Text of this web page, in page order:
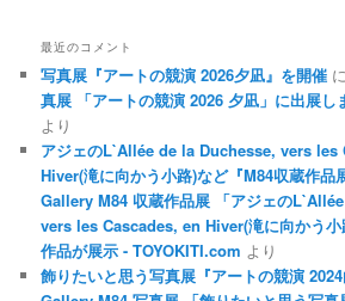
最近のコメント
写真展『アートの競演 2026夕凪』を開催
真展 「アートの競演 2026 夕凪」に出展し
より
アジェのL`Allée de la Duchesse, vers les
Hiver(滝に向かう小路)など『M84収蔵作品
Gallery M84 収蔵作品展 「アジェの
vers les Cascades, en Hiver(滝に向かう小
作品が展示 - TOYOKITI.com より
飾りたいと思う写真展『アートの競演